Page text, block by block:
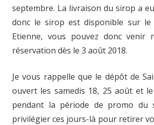
septembre. La livraison du sirop a
donc le sirop est disponible sur le
Etienne, vous pouvez donc venir
réservation dès le 3 août 2018.
Je vous rappelle que le dépôt de
ouvert les samedis 18, 25 août et
pendant la période de promo du
privilégier ces jours-là pour retirer